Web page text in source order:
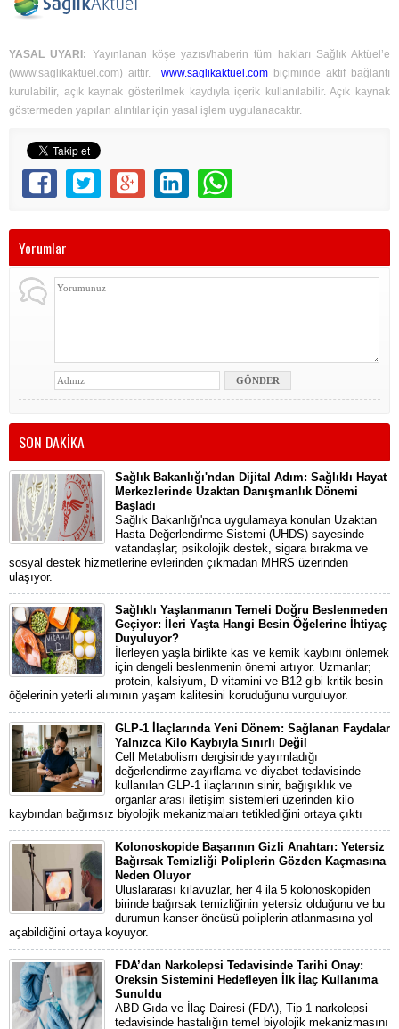
YASAL UYARI: Yayınlanan köşe yazısı/haberin tüm hakları Sağlık Aktüel’e
(www.saglikaktuel.com) aittir. www.saglikaktuel.com biçiminde aktif bağlantı
kurulabilir, açık kaynak gösterilmek kaydıyla içerik kullanılabilir. Açık kaynak
göstermeden yapılan alıntılar için yasal işlem uygulanacaktır.
Yorumlar
SON DAKİKA
Sağlık Bakanlığı'ndan Dijital Adım: Sağlıklı Hayat
Merkezlerinde Uzaktan Danışmanlık Dönemi
Başladı
Sağlık Bakanlığı'nca uygulamaya konulan Uzaktan
Hasta Değerlendirme Sistemi (UHDS) sayesinde
vatandaşlar; psikolojik destek, sigara bırakma ve
sosyal destek hizmetlerine evlerinden çıkmadan MHRS üzerinden
ulaşıyor.
Sağlıklı Yaşlanmanın Temeli Doğru Beslenmeden
Geçiyor: İleri Yaşta Hangi Besin Öğelerine İhtiyaç
Duyuluyor?
İlerleyen yaşla birlikte kas ve kemik kaybını önlemek
için dengeli beslenmenin önemi artıyor. Uzmanlar;
protein, kalsiyum, D vitamini ve B12 gibi kritik besin
öğelerinin yeterli alımının yaşam kalitesini koruduğunu vurguluyor.
GLP-1 İlaçlarında Yeni Dönem: Sağlanan Faydalar
Yalnızca Kilo Kaybıyla Sınırlı Değil
Cell Metabolism dergisinde yayımladığı
değerlendirme zayıflama ve diyabet tedavisinde
kullanılan GLP-1 ilaçlarının sinir, bağışıklık ve
organlar arası iletişim sistemleri üzerinden kilo
kaybından bağımsız biyolojik mekanizmaları tetiklediğini ortaya çıktı
Kolonoskopide Başarının Gizli Anahtarı: Yetersiz
Bağırsak Temizliği Poliplerin Gözden Kaçmasına
Neden Oluyor
Uluslararası kılavuzlar, her 4 ila 5 kolonoskopiden
birinde bağırsak temizliğinin yetersiz olduğunu ve bu
durumun kanser öncüsü poliplerin atlanmasına yol
açabildiğini ortaya koyuyor.
FDA’dan Narkolepsi Tedavisinde Tarihi Onay:
Oreksin Sistemini Hedefleyen İlk İlaç Kullanıma
Sunuldu
ABD Gıda ve İlaç Dairesi (FDA), Tip 1 narkolepsi
tedavisinde hastalığın temel biyolojik mekanizmasını